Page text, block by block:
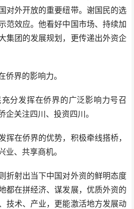
对外开放的重要纽带。谢国民的选
范效应。他看好中国市场、持续加
集团的发展规划，更传递出外资企
界的影响力。
发挥在侨界的广泛影响力号召
企关注四川、投资四川。
在侨界的优势，积极牵线搭桥，
业、共享商机。
射出当下中国对外资的鲜明态度
都在拼经济、谋发展，优质外资的
技术、产业，更能激活地方发展动